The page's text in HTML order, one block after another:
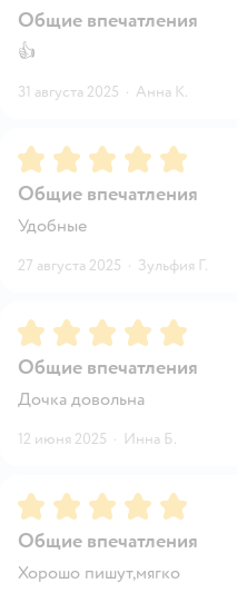
Общие впечатления
👍
31 августа 2025 · Анна К.
Рейтинг:5
Общие впечатления
Удобные
27 августа 2025 · Зульфия Г.
Рейтинг:5
Общие впечатления
Дочка довольна
12 июня 2025 · Инна Б.
Рейтинг:5
Общие впечатления
Хорошо пишут,мягко